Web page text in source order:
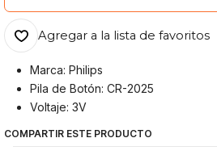
Agregar a la lista de favoritos
Marca: Philips
Pila de Botón: CR-2025
Voltaje: 3V
COMPARTIR ESTE PRODUCTO